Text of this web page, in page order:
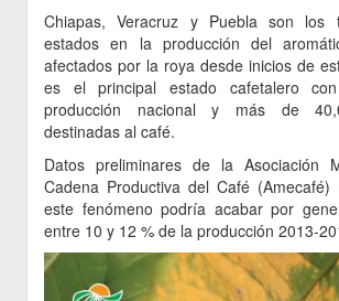
Chiapas, Veracruz y Puebla son los
estados en la producción del
afectados por la roya desde inicios de
es el principal estado cafetalero
producción nacional y más de
destinadas al café.
Datos preliminares de la Asociación
Cadena Productiva del Café (Amecafé)
este fenómeno podría acabar por
entre 10 y 12 % de la producción 2013-